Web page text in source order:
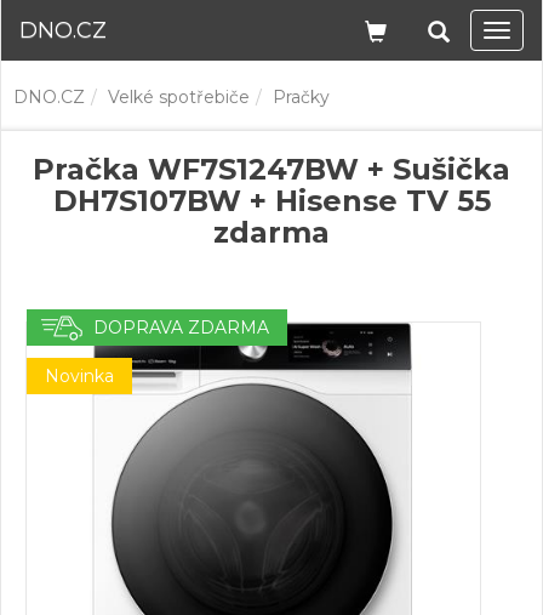
DNO.CZ
DNO.CZ Velké spotřebiče Pračky
Pračka WF7S1247BW + Sušička
DH7S107BW + Hisense TV 55
zdarma
DOPRAVA ZDARMA
Novinka